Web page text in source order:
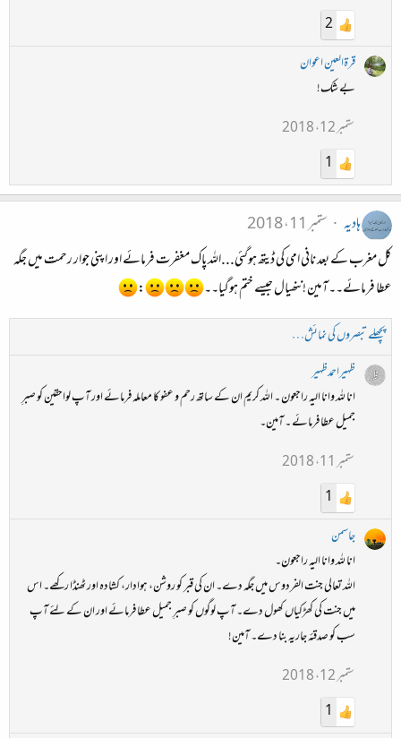
2
قرۃالعین اعوان
بے شک!
ستمبر 12، 2018
1
ہادیہ
ستمبر 11، 2018
کل مغرب کے بعد نانی امی کی ڈیتھ ہوگئی...اللہ پاک مغفرت فرمائے اور اپنی جوار رحمت میں جگہ
عطا فرمائے۔۔آمین !ننھیال جیسے ختم ہوگیا۔۔
:
پچھلے تبصروں کی نمائش…
ظہیراحمدظہیر
انا للہ وانا الیہ راجعون ۔ اللہ کریم ان کے ساتھ رحم و عفو کا معاملہ فرمائے اور آپ لواحقین کو صبرِ
جمیل عطا فرمائے ۔ آمین۔
ستمبر 11، 2018
1
جاسمن
انا للہ وانا الیہ راجعون۔
اللہ تعالی جنت الفردوس میں جگہ دے۔ ان کی قبر کو روشن، ہوادار، کشادہ اور ٹھنڈا رکھے۔ اس
میں جنت کی کھڑکیاں کھول دے۔ آپ لوگوں کو صبرِ جمیل عطا فرمائے اور ان کے لئے آپ
سب کو صدقئہ جاریہ بنا دے۔ آمین!
ستمبر 12، 2018
1